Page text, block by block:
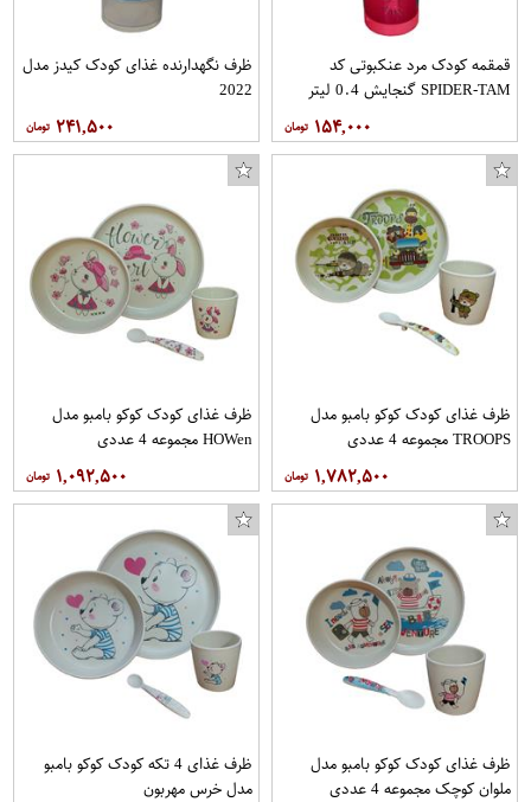
قمقمه کودک مرد عنکبوتی کد
SPIDER-TAM گنجایش 0.4 لیتر
۱۵۴,۰۰۰
ظرف نگهدارنده غذای کودک کیدز مدل
2022
۲۴۱,۵۰۰
ظرف غذای کودک کوکو بامبو مدل
TROOPS مجموعه 4 عددی
۱,۷۸۲,۵۰۰
ظرف غذای کودک کوکو بامبو مدل
HOWen مجموعه 4 عددی
۱,۰۹۲,۵۰۰
ظرف غذای کودک کوکو بامبو مدل
ملوان کوچک مجموعه 4 عددی
ظرف غذای 4 تکه کودک کوکو بامبو
مدل خرس مهربون